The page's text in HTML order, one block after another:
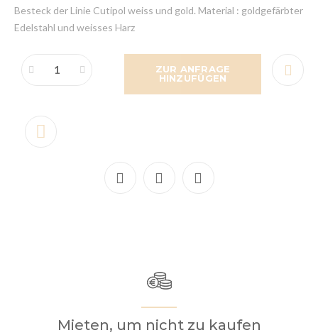
Besteck der Linie Cutipol weiss und gold. Material : goldgefärbter
Edelstahl und weisses Harz
ZUR ANFRAGE
HINZUFÜGEN
Mieten, um nicht zu kaufen